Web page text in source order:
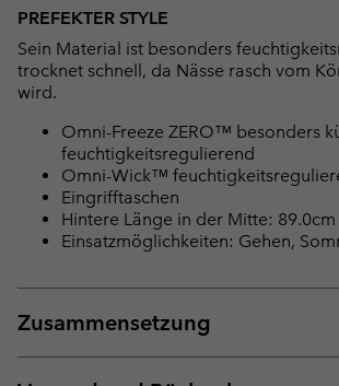
PREFEKTER STYLE
Sein Material ist besonders
trocknet schnell, da Nässe rasch vom
wird.
Omni-Freeze ZERO™ besonders
feuchtigkeitsregulierend
Omni-Wick™
Eingrifftaschen
Hintere Länge in der Mitte: 89.0cm
Einsatzmöglichkeiten: Gehen,
Zusammensetzung